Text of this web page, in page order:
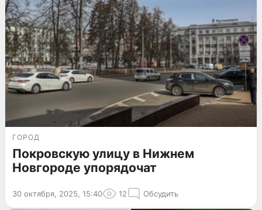
ГОРОД
Покровскую улицу в Нижнем
Новгороде упорядочат
30 октября, 2025, 15:40 12 Обсудить